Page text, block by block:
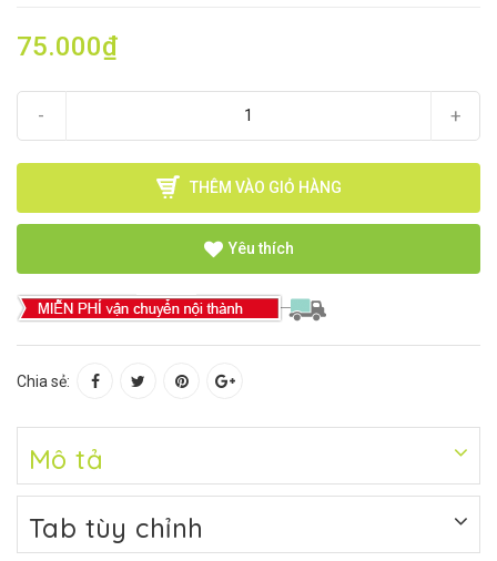
75.000₫
- +
THÊM VÀO GIỎ HÀNG
Yêu thích
Chia sẻ:
Mô tả
Tab tùy chỉnh